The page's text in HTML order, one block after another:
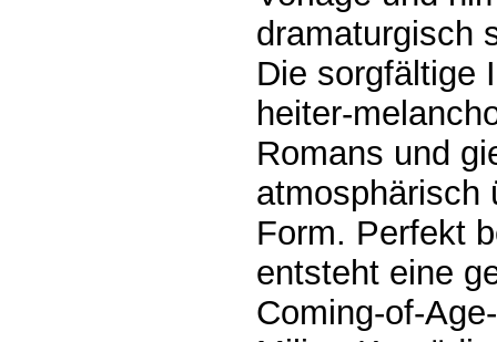
dramaturgisch
Die sorgfältige
heiter-
Romans und
atmosphärisch
Form. Perfekt
entsteht eine
Coming-of-